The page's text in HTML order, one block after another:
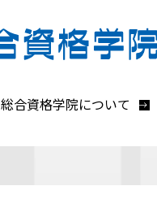
総合資格学院について